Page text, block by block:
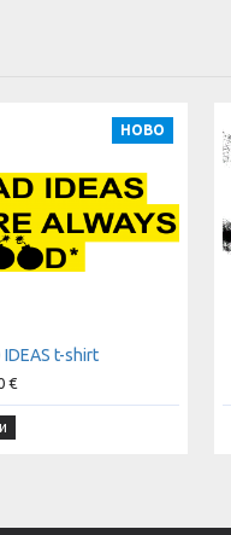
НОВО
IDEAS t-shirt
€